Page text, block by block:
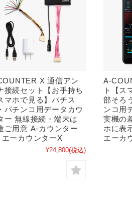
X 通信アン
接続セット【お手持ち
マホで見る】パチス
パチンコ用データカウ
ー 無線接続・端末は
ご用意 A-カウンター
エーカウンターX
¥24,800(税込)
A-
ト【ス
部そろ
ンコ用
実機の
ホに表
エーカ